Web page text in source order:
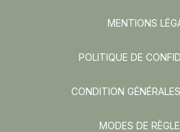
MENTIONS
POLITIQUE DE
CONDITION
MODES DE